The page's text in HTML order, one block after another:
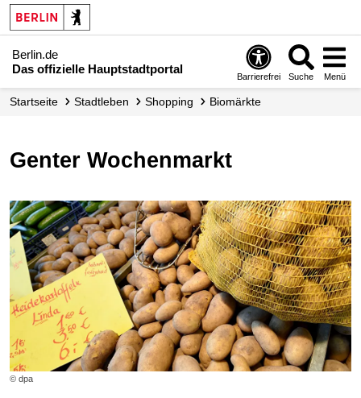
Berlin.de
Das offizielle Hauptstadtportal
Barrierefrei Suche Menü
Startseite Stadtleben Shopping Biomärkte
Genter Wochenmarkt
© dpa